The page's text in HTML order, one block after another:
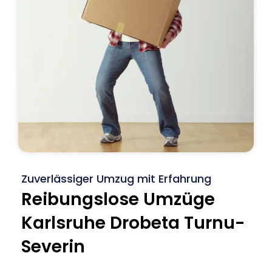
Zuverlässiger Umzug mit Erfahrung
Reibungslose Umzüge
Karlsruhe Drobeta Turnu-
Severin